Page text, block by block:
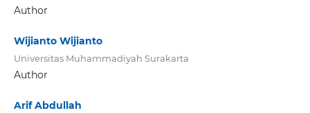
Author
Wijianto Wijianto
Universitas Muhammadiyah Surakarta
Author
Arif Abdullah